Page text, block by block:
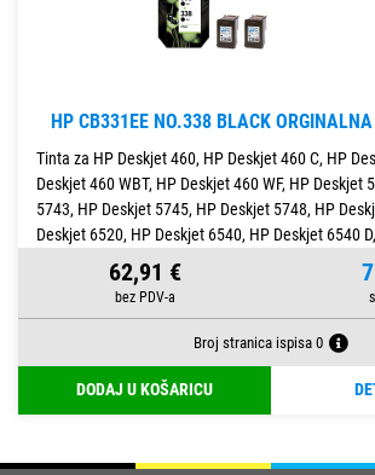
HP CB331EE NO.338 BLACK
Tinta za HP Deskjet 460, HP Deskjet 460 C, HP
Deskjet 460 WBT, HP Deskjet 460 WF, HP Deskjet
5743, HP Deskjet 5745, HP Deskjet 5748, HP
Deskjet 6520, HP Deskjet 6540, HP Deskjet 6540
62,91 €
Broj stranica ispisa 0
DODAJ U KOŠARICU